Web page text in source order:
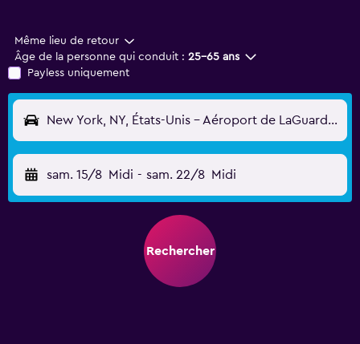
Même lieu de retour
Âge de la personne qui conduit : 25-65 ans
Payless uniquement
New York, NY, États-Unis - Aéroport de LaGuardia (LGA)
sam. 15/8 Midi - sam. 22/8 Midi
Rechercher